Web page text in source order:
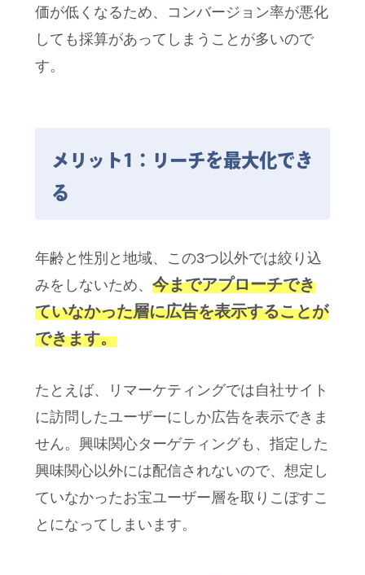
価が低くなるため、コンバージョン率が悪化
しても採算があってしまうことが多いので
す。
メリット1：リーチを最大化でき
る
年齢と性別と地域、この3つ以外では絞り込
みをしないため、 今までアプローチでき
ていなかった層に広告を表示することが
できます。
たとえば、リマーケティングでは自社サイト
に訪問したユーザーにしか広告を表示できま
せん。興味関心ターゲティングも、指定した
興味関心以外には配信されないので、想定し
ていなかったお宝ユーザー層を取りこぼすこ
とになってしまいます。